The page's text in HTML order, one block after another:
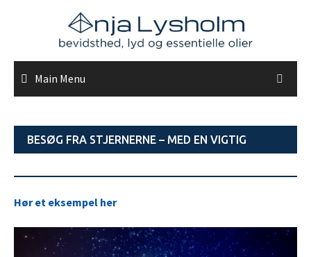
Main Menu
BESØG FRA STJERNERNE – MED EN VIGTIG
Hør et eksempel her